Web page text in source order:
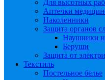
Для высотных
Аптечки
Наколенники
Защита органов
Наушники
Беруши
Защита от
Текстиль
Постельное белье